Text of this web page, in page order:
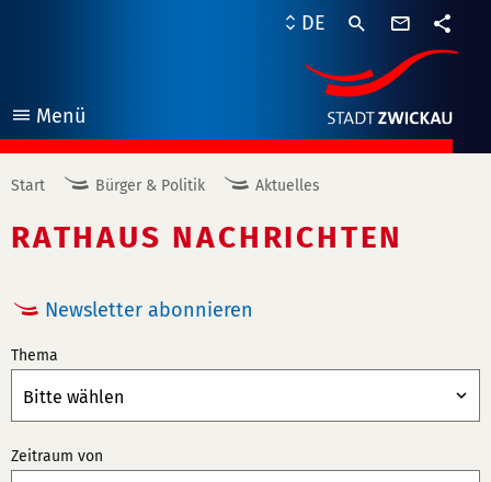
Menü
öffnen
DE
Start Bürger & Politik Aktuelles
RATHAUS NACHRICHTEN
Newsletter abonnieren
Thema
Zeitraum von